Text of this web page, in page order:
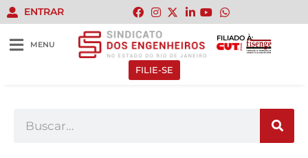
ENTRAR
MENU
FILIADO À:
FILIE-SE